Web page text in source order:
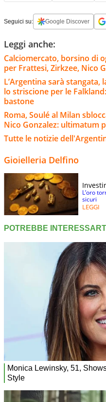
Seguici su: Google Discover
Leggi anche:
Calciomercato, borsino di
per Frattesi, Zirkzee, Nico
L’Argentina sarà stangata,
lo striscione per le
bastone
Roma, Soulé al Milan
Nico Gonzalez: ultimatum
Tutte le notizie
Gioielleria Delfino
L’oro
sicuri
LEGGI